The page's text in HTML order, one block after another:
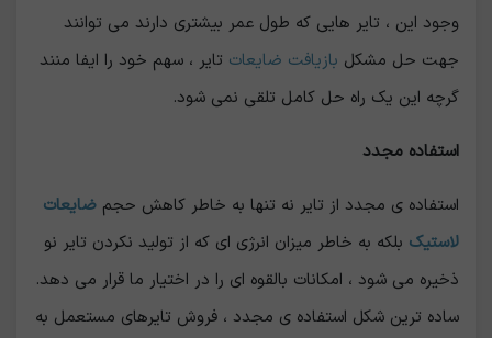
وجود این ، تایر هایی که طول عمر بیشتری دارند می توانند
جهت حل مشکل بازیافت ضایعات تایر ، سهم خود را ایفا منند
گرچه این یک راه حل کامل تلقی نمی شود.
استفاده مجدد
استفاده ی مجدد از تایر نه تنها به خاطر کاهش حجم ضایعات
لاستیک بلکه به خاطر میزان انرژی ای که از تولید نکردن تایر نو
ذخیره می شود ، امکانات بالقوه ای را در اختیار ما قرار می دهد.
ساده ترین شکل استفاده ی مجدد ، فروش تایرهای مستعمل به